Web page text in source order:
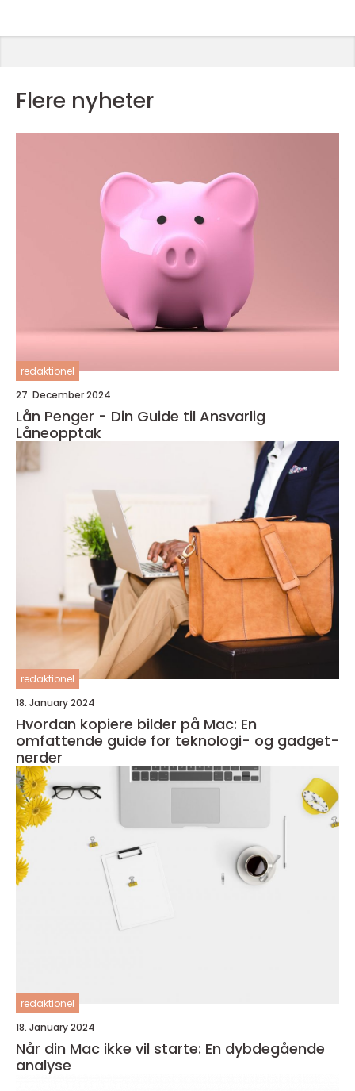
Flere nyheter
redaktionel
27. December 2024
Lån Penger - Din Guide til Ansvarlig
Låneopptak
redaktionel
18. January 2024
Hvordan kopiere bilder på Mac: En
omfattende guide for teknologi- og gadget-
nerder
redaktionel
18. January 2024
Når din Mac ikke vil starte: En dybdegående
analyse